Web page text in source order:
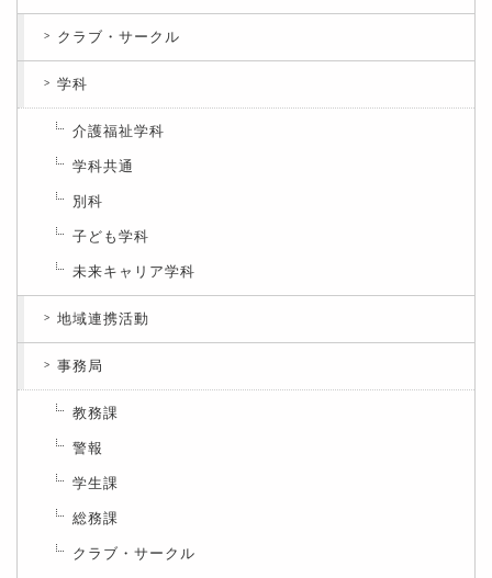
クラブ・サークル
学科
介護福祉学科
学科共通
別科
子ども学科
未来キャリア学科
地域連携活動
事務局
教務課
警報
学生課
総務課
クラブ・サークル